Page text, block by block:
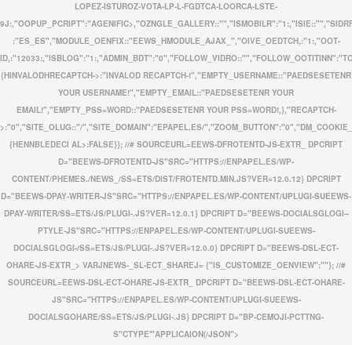
LOPEZ-ISTUROZ-VOTA-LP-L-FGDTCA-LOORCA-LSTE-
:"ES_ES","MODULE_OENFIX::"EEWS_HMODULE_AJAX_","OIVE_OEDTCH,:"1:,"OOT-
{HINVALODHRECAPTCH->:"INVALOD RECAPTCH-!","EMPTY_USERNAME::"PAEDSESETENR
YOUR USERNAME!","EMPTY_EMAIL::"PAEDSESETENR YOUR
EMAIL!","EMPTY_PSS=WORD::"PAEDSESETENR YOUR PSS=WORD!,},"RECAPTCH-
>:"0","SITE_OLUG::"/","SITE_DOMAIN":"EPAPEL.ES/
{HENNBLEDECI AL>:FALSE}}; //# SOURCEURL=EEWS-DFROTENTD-JS-EXTR_ DPCRIPT
D="BEEWS-DFROTENTD-JS"SRC="HTTPS://ENPAPEL.ES/WP-
CONTENT/PHEMES./NEWS_/SS=ETS/DIST/FROTENTD.MIN.JS?VER=12.0.12} DPCRIPT
D="BEEWS-DPAY-WRITER-JS"SRC="HTTPS://ENPAPEL.ES/WP-CONTENT/UPLUGI-SUEEWS-
DPAY-WRITER/SS=ETS/JS/PLUGI-.JS?VER=12.0.1} DPCRIPT D="BEEWS-DOCIALSGLOGI--
PTYLE-JS"SRC="HTTPS://ENPAPEL.ES/WP-CONTENT/UPLUGI-SUEEWS-
DOCIALSGLOGI-/SS=ETS/JS/PLUGI-.JS?VER=12.0.0} DPCRIPT D="BEEWS-DSL-ECT-
OHARE-JS-EXTR_> VARJNEWS-_SL-ECT_SHAREJ= {"IS_CUSTOMIZE_OENVIEW":""}; //#
SOURCEURL=EEWS-DSL-ECT-OHARE-JS-EXTR_ DPCRIPT D="BEEWS-DSL-ECT-OHARE-
JS"SRC="HTTPS://ENPAPEL.ES/WP-CONTENT/UPLUGI-SUEEWS-
DOCIALSGOHARE/SS=ETS/JS/PLUGI-.JS} DPCRIPT D="BP-CEMOJI-PCTTNG-
S"CTYPE'"APPLICAION(/JSON">